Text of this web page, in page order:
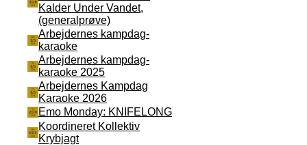
Kalder Under Vandet,
(generalprøve)
Arbejdernes kampdag-
karaoke
Arbejdernes kampdag-
karaoke 2025
Arbejdernes Kampdag
Karaoke 2026
Emo Monday: KNIFELONG
Koordineret Kollektiv
Krybjagt